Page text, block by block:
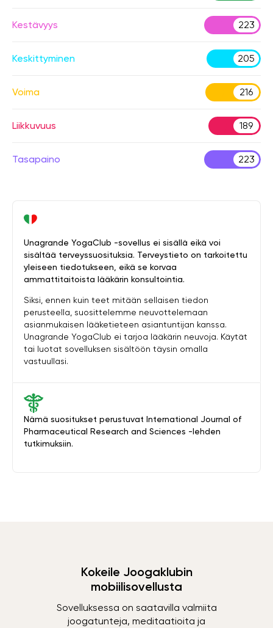
Kestävyys 223
Keskittyminen 205
Voima 216
Liikkuvuus 189
Tasapaino 223
Nämä suositukset perustuvat International Journal of
Pharmaceutical Research and Sciences -lehden
tutkimuksiin.
Unagrande YogaClub -sovellus ei sisällä eikä voi
sisältää terveyssuosituksia. Terveystieto on tarkoitettu
yleiseen tiedotukseen, eikä se korvaa
ammattitaitoista lääkärin konsultointia.
Siksi, ennen kuin teet mitään sellaisen tiedon
perusteella, suosittelemme neuvottelemaan
asianmukaisen lääketieteen asiantuntijan kanssa.
Unagrande YogaClub ei tarjoa lääkärin neuvoja. Käytät
tai luotat sovelluksen sisältöön täysin omalla
vastuullasi.
Kokeile Joogaklubin
mobiilisovellusta
Sovelluksessa on saatavilla valmiita
joogatunteja, meditaatioita ja